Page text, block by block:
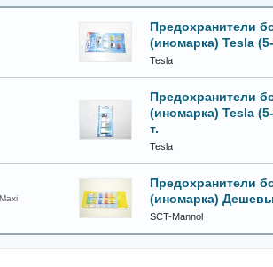
Предохранители
(иномарка) Tesla
Tesla
Предохранители
(иномарка) Tesla
т.
Tesla
Предохранители
(иномарка)
SCT-Mannol